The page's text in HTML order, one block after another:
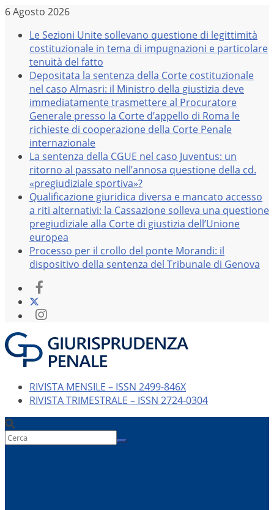
Salta
contenuto
6 Agosto 2026
Le Sezioni Unite sollevano questione di legittimità
costituzionale in tema di impugnazioni e particolare
tenuità del fatto
Depositata la sentenza della Corte costituzionale
nel caso Almasri: il Ministro della giustizia deve
immediatamente trasmettere al Procuratore
Generale presso la Corte d’appello di Roma le
richieste di cooperazione della Corte Penale
internazionale
La sentenza della CGUE nel caso Juventus: un
ritorno al passato nell’annosa questione della cd.
«pregiudiziale sportiva»?
Qualificazione giuridica diversa e mancato accesso
a riti alternativi: la Cassazione solleva una questione
pregiudiziale alla Corte di giustizia dell’Unione
europea
Processo per il crollo del ponte Morandi: il
dispositivo della sentenza del Tribunale di Genova
RIVISTA MENSILE – ISSN 2499-846X
RIVISTA TRIMESTRALE – ISSN 2724-0304